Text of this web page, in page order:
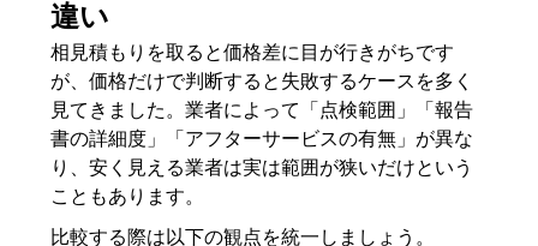
違い
相見積もりを取ると価格差に目が行きがちです
が、価格だけで判断すると失敗するケースを多く
見てきました。業者によって「点検範囲」「報告
書の詳細度」「アフターサービスの有無」が異な
り、安く見える業者は実は範囲が狭いだけという
こともあります。
比較する際は以下の観点を統一しましょう。